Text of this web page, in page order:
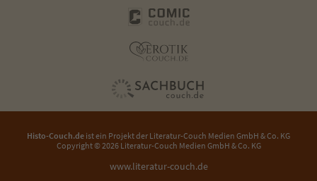
Histo-Couch.de ist ein Projekt der Literatur-Couch Medien GmbH & Co. KG
Copyright © 2026 Literatur-Couch Medien GmbH & Co. KG
www.literatur-couch.de